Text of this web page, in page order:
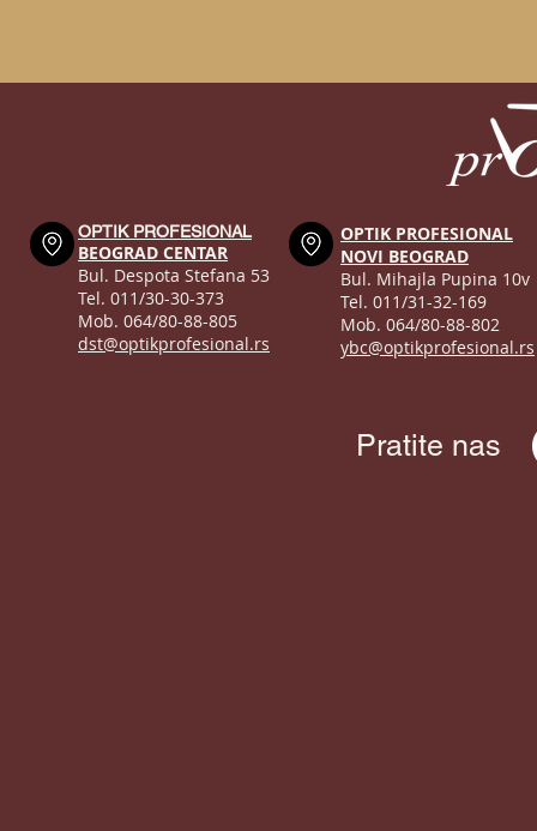
OPTIK PROFESIONAL
BEOGRAD CENTAR
Bul. Despota Stefana 53
Tel. 011/30-30-373
Mob. 064/80-88-805
dst@optikprofesional.rs
OPTIK PROFESIONAL
NOVI BEOGRAD
Bul. Mihajla Pupina 10v
Tel. 011/31-32-169
Mob. 064/80-88-802
ybc@optikprofesional.rs
Pratite nas